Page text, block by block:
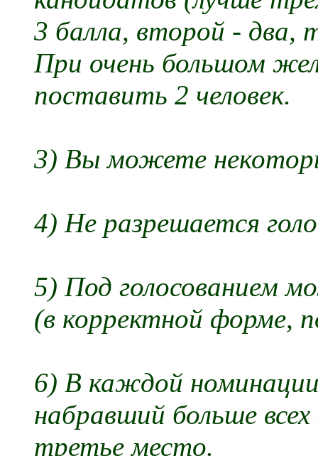
3 балла, второй - два,
При очень большом
поставить 2 человек.
3) Вы можете
4) Не разрешается
5) Под голосованием
(в корректной форме,
6) В каждой
набравший больше
третье место.